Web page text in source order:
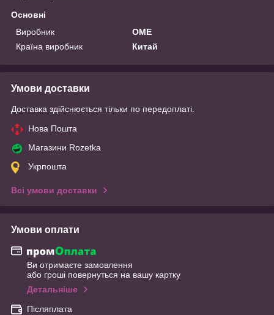
Основні
Виробник
OME
Країна виробник
Китай
Умови доставки
Доставка здійснюється тільки по передоплаті.
Нова Пошта
Магазини Rozetka
Укрпошта
Всі умови доставки
Умови оплати
Ви отримаєте замовлення
або гроші повернуться на вашу картку
Детальніше
Післяплата